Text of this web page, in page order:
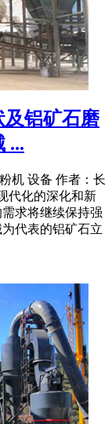
铝矿石磨
...
机 设备 作者：长
代化的深化和新
求将继续保持强
代表的铝矿石立